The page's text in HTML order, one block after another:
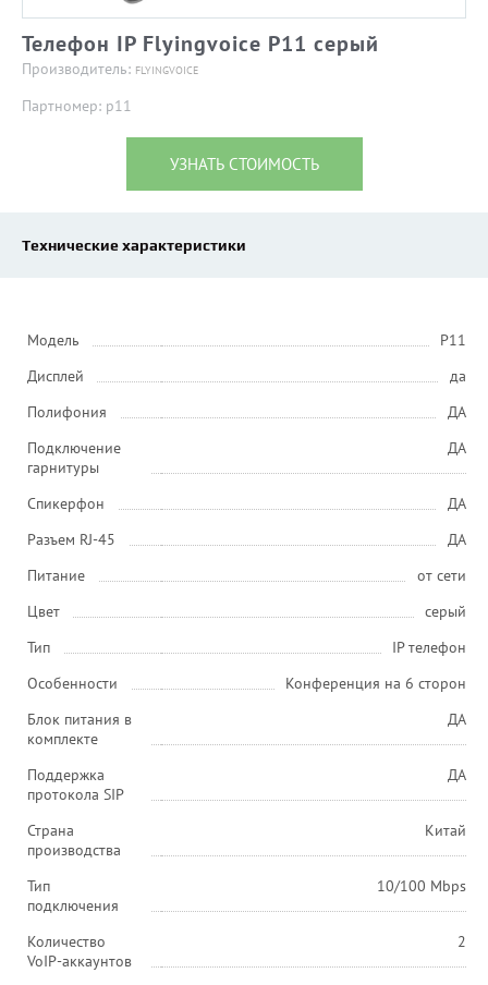
Телефон IP Flyingvoice P11 серый
Производитель: FLYINGVOICE
Партномер: p11
УЗНАТЬ СТОИМОСТЬ
Технические характеристики
Модель
P11
Дисплей
да
Полифония
ДА
Подключение
гарнитуры
ДА
Спикерфон
ДА
Разъем RJ-45
ДА
Питание
от сети
Цвет
серый
Тип
IP телефон
Особенности
Конференция на 6 сторон
Блок питания в
комплекте
ДА
Поддержка
протокола SIP
ДА
Страна
производства
Китай
Тип
подключения
10/100 Mbps
Количество
VoIP-аккаунтов
2